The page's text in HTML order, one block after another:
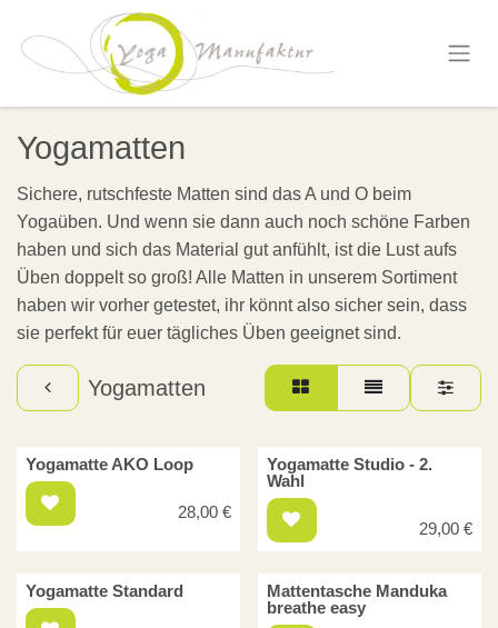
Zum Inhalt springen
Yogamatten
Sichere, rutschfeste Matten sind das A und O beim
Yogaüben. Und wenn sie dann auch noch schöne Farben
haben und sich das Material gut anfühlt, ist die Lust aufs
Üben doppelt so groß! Alle Matten in unserem Sortiment
haben wir vorher getestet, ihr könnt also sicher sein, dass
sie perfekt für euer tägliches Üben geeignet sind.
Yogamatten
Yogamatte AKO Loop
28,00€
Yogamatte Studio - 2.
Wahl
29,00€
Yogamatte Standard
Mattentasche Manduka
breathe easy